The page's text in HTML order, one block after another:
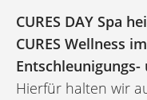
CURES DAY Spa
CURES Wellness
Hierfür halten wir